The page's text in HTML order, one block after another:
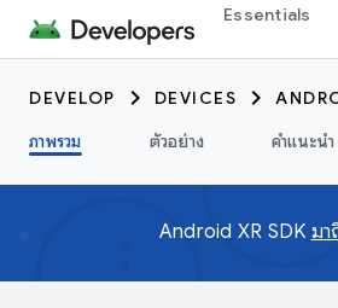
Essentials
DEVELOP DEVICES
ภาพรวม
ตัวอย่าง คำแนะนำ
Android XR SDK มา